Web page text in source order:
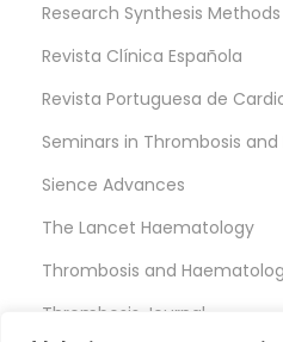
Research Synthesis Methods
Revista Clínica Española
Revista Portuguesa de
Seminars in Thrombosis
Sience Advances
The Lancet Haematology
Thrombosis and
Thrombosis Journal